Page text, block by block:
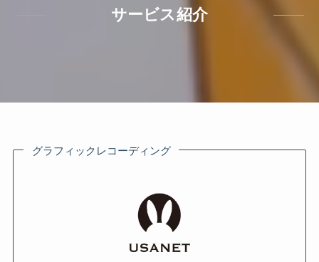
サービス紹介
グラフィックレコーディング